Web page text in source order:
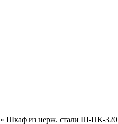
» Шкаф из нерж. стали Ш-ПК-